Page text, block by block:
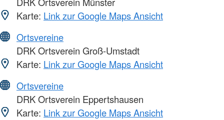
Karte: Link zur Google Maps Ansicht
Ortsvereine
DRK Ortsverein Groß-Umstadt
Karte: Link zur Google Maps Ansicht
Ortsvereine
DRK Ortsverein Eppertshausen
Karte: Link zur Google Maps Ansicht